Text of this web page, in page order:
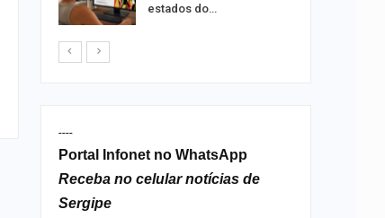
estados do…
----
Portal Infonet no WhatsApp
Receba no celular notícias de
Sergipe